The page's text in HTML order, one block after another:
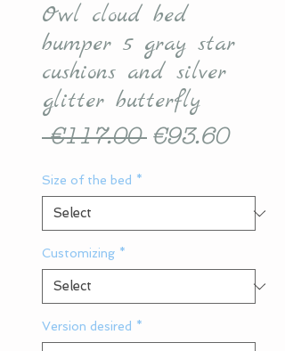
Owl cloud bed
bumper 5 gray star
cushions and silver
glitter butterfly
€117.00 Regular
€93.60Sale
Size of the bed *
Customizing *
Version desired *